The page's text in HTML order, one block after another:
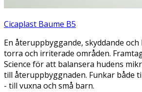
Cicaplast Baume B5
En återuppbyggande, skyddande
torra och irriterade områden.
Science för att balansera hudens
till återuppbyggnaden. Funkar både
- till vuxna och små barn.